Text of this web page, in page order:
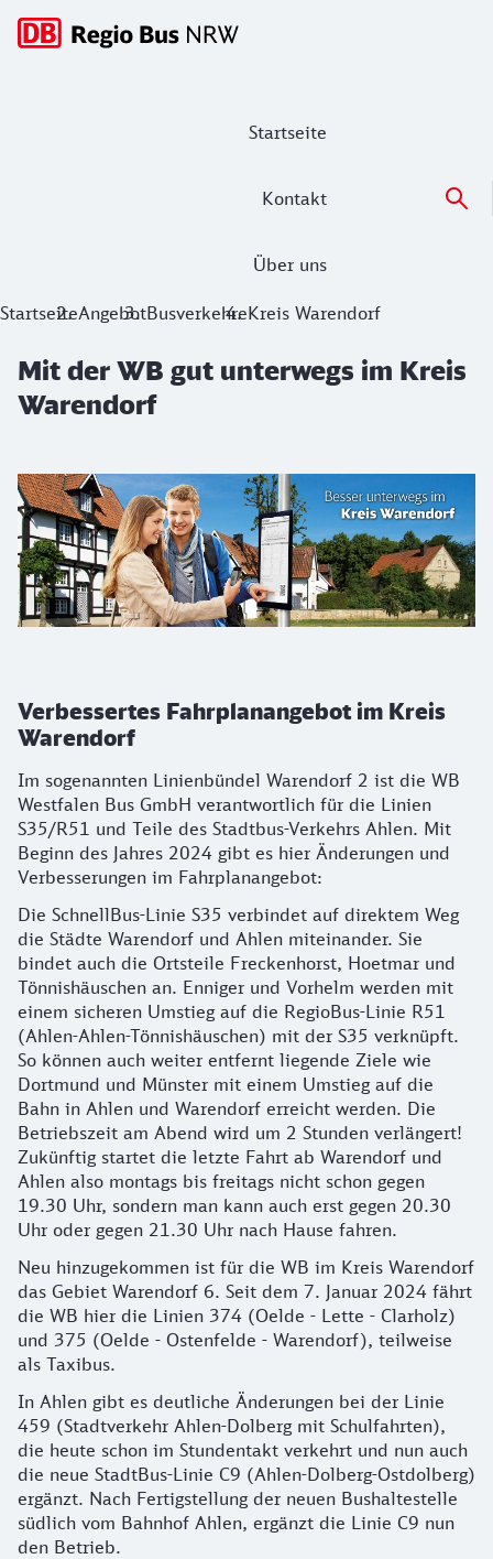
Startseite
Kontakt
Über uns
Hauptnavigation
Mit der WB gut unterwegs im Kreis
StartseiteAngebotBusverkehreKreis Warendorf
Mit der WB gut unterwegs im Kreis
Warendorf
Warendorf
Verbessertes Fahrplanangebot im Kreis
Warendorf
Im sogenannten Linienbündel Warendorf 2 ist die WB
Westfalen Bus GmbH verantwortlich für die Linien
S35/R51 und Teile des Stadtbus-Verkehrs Ahlen. Mit
Beginn des Jahres 2024 gibt es hier Änderungen und
Verbesserungen im Fahrplanangebot:
Die SchnellBus-Linie S35 verbindet auf direktem Weg
die Städte Warendorf und Ahlen miteinander. Sie
bindet auch die Ortsteile Freckenhorst, Hoetmar und
Tönnishäuschen an. Enniger und Vorhelm werden mit
einem sicheren Umstieg auf die RegioBus-Linie R51
(Ahlen-Ahlen-Tönnishäuschen) mit der S35 verknüpft.
So können auch weiter entfernt liegende Ziele wie
Dortmund und Münster mit einem Umstieg auf die
Bahn in Ahlen und Warendorf erreicht werden. Die
Betriebszeit am Abend wird um 2 Stunden verlängert!
Zukünftig startet die letzte Fahrt ab Warendorf und
Ahlen also montags bis freitags nicht schon gegen
19.30 Uhr, sondern man kann auch erst gegen 20.30
Uhr oder gegen 21.30 Uhr nach Hause fahren.
Neu hinzugekommen ist für die WB im Kreis Warendorf
das Gebiet Warendorf 6. Seit dem 7. Januar 2024 fährt
die WB hier die Linien 374 (Oelde - Lette - Clarholz)
und 375 (Oelde - Ostenfelde - Warendorf), teilweise
als Taxibus.
In Ahlen gibt es deutliche Änderungen bei der Linie
459 (Stadtverkehr Ahlen-Dolberg mit Schulfahrten),
die heute schon im Stundentakt verkehrt und nun auch
die neue StadtBus-Linie C9 (Ahlen-Dolberg-Ostdolberg)
ergänzt. Nach Fertigstellung der neuen Bushaltestelle
südlich vom Bahnhof Ahlen, ergänzt die Linie C9 nun
den Betrieb.